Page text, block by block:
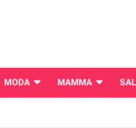
MODA MAMMA